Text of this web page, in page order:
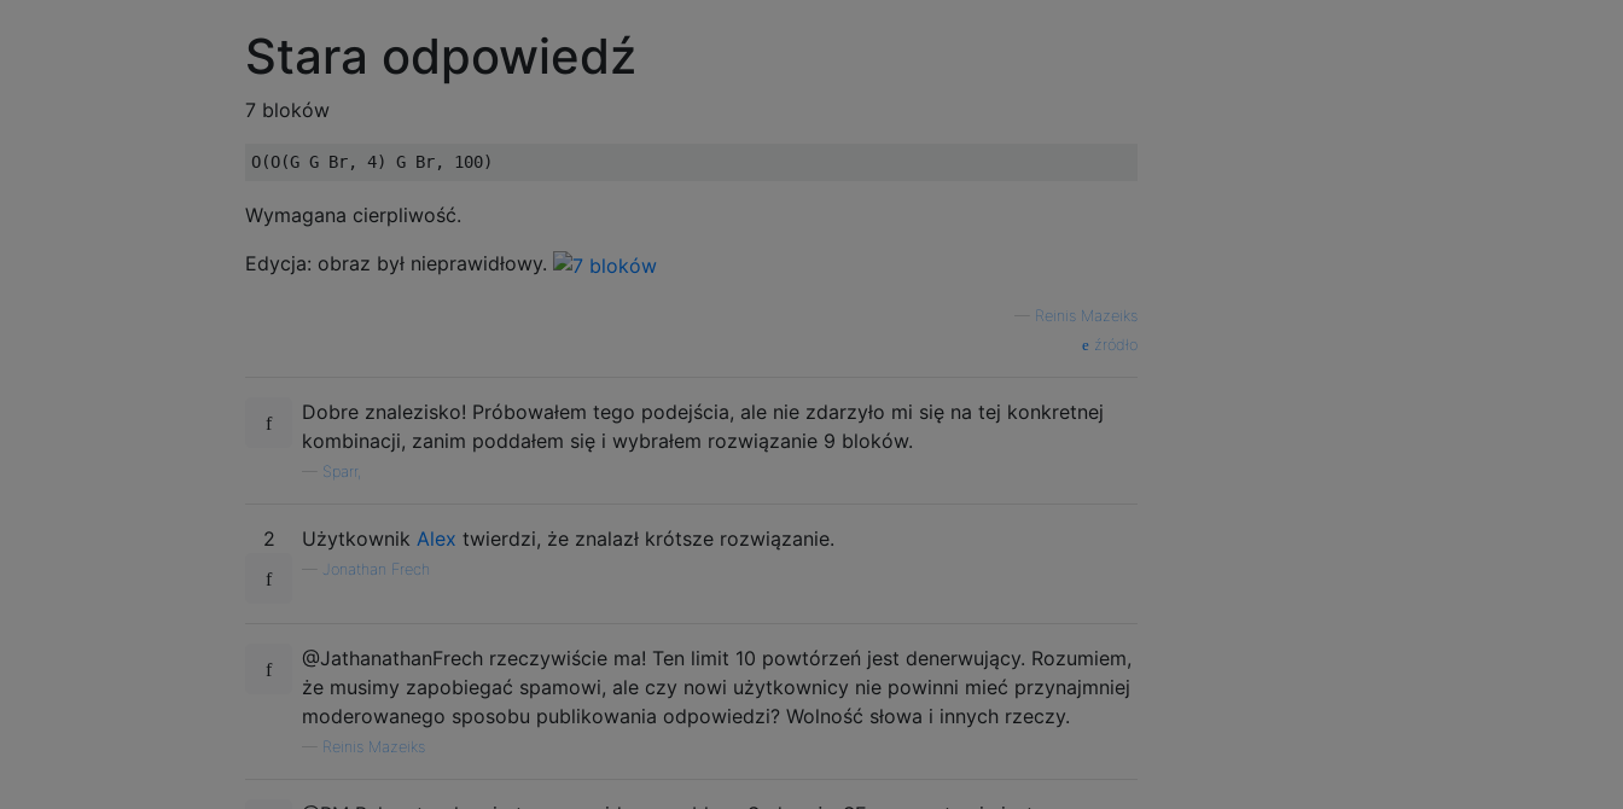
Stara odpowiedź
7 bloków
Wymagana cierpliwość.
Edycja: obraz był nieprawidłowy.
Reinis Mazeiks
źródło
Dobre znalezisko! Próbowałem tego podejścia, ale nie zdarzyło mi się na tej konkretnej
kombinacji, zanim poddałem się i wybrałem rozwiązanie 9 bloków.
Sparr,
2 Użytkownik Alex twierdzi, że znalazł krótsze rozwiązanie.
Jonathan Frech
@JathanathanFrech rzeczywiście ma! Ten limit 10 powtórzeń jest denerwujący. Rozumiem,
że musimy zapobiegać spamowi, ale czy nowi użytkownicy nie powinni mieć przynajmniej
moderowanego sposobu publikowania odpowiedzi? Wolność słowa i innych rzeczy.
Reinis Mazeiks